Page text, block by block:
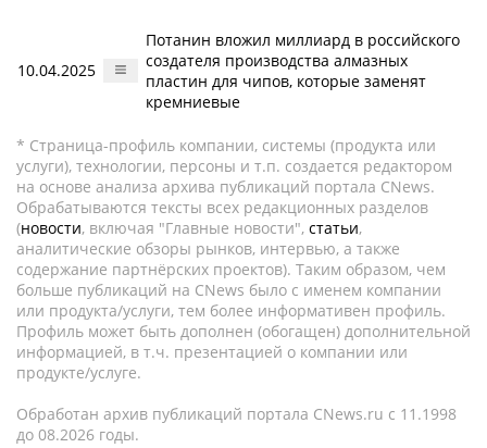
10.04.2025
Потанин вложил миллиард в российского
создателя производства алмазных
пластин для чипов, которые заменят
кремниевые
* Страница-профиль компании, системы (продукта или
услуги), технологии, персоны и т.п. создается редактором
на основе анализа архива публикаций портала CNews.
Обрабатываются тексты всех редакционных разделов
(новости, включая "Главные новости", статьи,
аналитические обзоры рынков, интервью, а также
содержание партнёрских проектов). Таким образом, чем
больше публикаций на CNews было с именем компании
или продукта/услуги, тем более информативен профиль.
Профиль может быть дополнен (обогащен) дополнительной
информацией, в т.ч. презентацией о компании или
продукте/услуге.
Обработан архив публикаций портала CNews.ru c 11.1998
до 08.2026 годы.